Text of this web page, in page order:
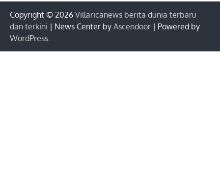
Copyright © 2026 Villaricanews berita dunia terbaru
dan terkini | News Center by Ascendoor | Powered by
WordPress